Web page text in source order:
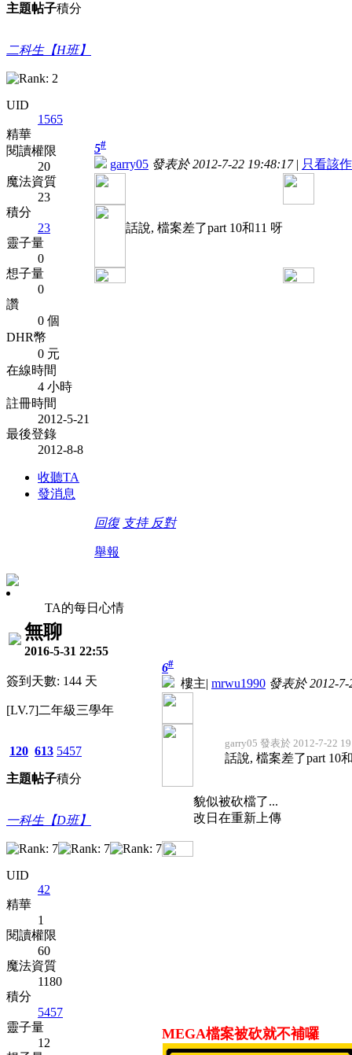
主題帖子積分
二科生【H班】
UID
1565
精華
閱讀權限
20
魔法資質
23
積分
23
靈子量
0
想子量
0
讚
0 個
DHR幣
0 元
在線時間
4 小時
註冊時間
2012-5-21
最後登錄
2012-8-8
收聽TA
發消息
5#
garry05 發表於 2012-7-22 19:48:17 | 只看該
話說, 檔案差了part 10和11 呀
回復 支持 反對
舉報
TA的每日心情
無聊
2016-5-31 22:55
簽到天數: 144 天
[LV.7]二年級三學年
120
主題
613
帖子
5457
積分
一科生【D班】
UID
42
精華
1
閱讀權限
60
魔法資質
1180
積分
5457
靈子量
12
6#
樓主| mrwu1990 發表於 2012-
garry05 發表於 2012-7-22
話說, 檔案差了part 10
貌似被砍檔了...
改日在重新上傳
MEGA檔案被砍就不補囉